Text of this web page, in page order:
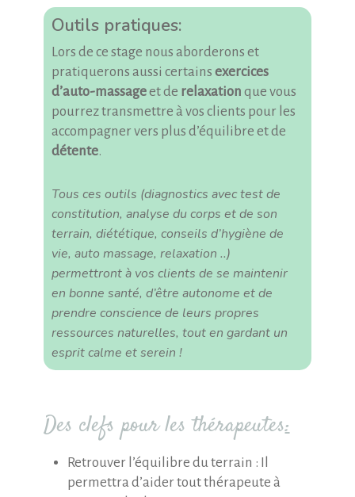
Outils pratiques:
Lors de ce stage nous aborderons et
pratiquerons aussi certains exercices
d’auto-massageet de relaxation que vous
pourrez transmettre à vos clients pour les
accompagner vers plus d’équilibre et de
détente.
Tous ces outils (diagnostics avec test de
constitution, analyse du corps et de son
terrain, diététique, conseils d’hygiène de
vie, auto massage, relaxation ..)
permettront à vos clients de se maintenir
en bonne santé, d’être autonome et de
prendre conscience de leurs propres
ressources naturelles, tout en gardant un
esprit calme etserein !
Des clefs pour les thérapeutes:
Retrouver l’équilibre du terrain : Il
permettra d’aider tout thérapeute à